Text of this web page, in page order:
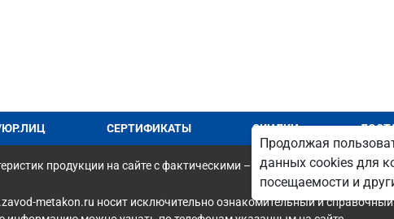
СЕРТИФИКАТЫ СКИДКИ
продукции на сайте с фактическими – является опечаткой.
metakon.ru носит исключительно ознакомительный и
Продолжая
данных cookies для
посещаемости и